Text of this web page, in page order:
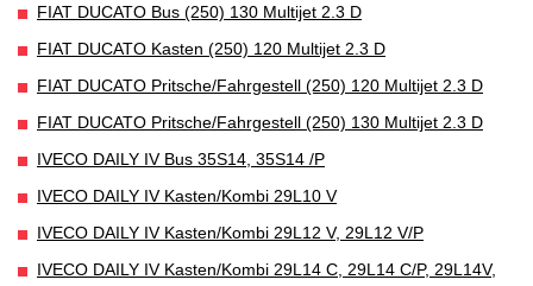
FIAT DUCATO Bus (250) 130 Multijet 2.3 D
FIAT DUCATO Kasten (250) 120 Multijet 2.3 D
FIAT DUCATO Pritsche/Fahrgestell (250) 120 Multijet 2.3 D
FIAT DUCATO Pritsche/Fahrgestell (250) 130 Multijet 2.3 D
IVECO DAILY IV Bus 35S14, 35S14 /P
IVECO DAILY IV Kasten/Kombi 29L10 V
IVECO DAILY IV Kasten/Kombi 29L12 V, 29L12 V/P
IVECO DAILY IV Kasten/Kombi 29L14 C, 29L14 C/P, 29L14V,